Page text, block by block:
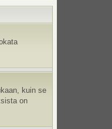
kuin se
on